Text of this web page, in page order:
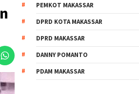
PEMKOT MAKASSAR
DPRD KOTA MAKASSAR
DPRD MAKASSAR
DANNY POMANTO
PDAM MAKASSAR